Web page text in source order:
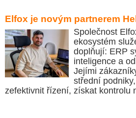
Elfox je novým partnerem
Společnost
ekosystém
doplňují: ERP
inteligence a
Jejími
střední
zefektivnit řízení, získat kontrolu